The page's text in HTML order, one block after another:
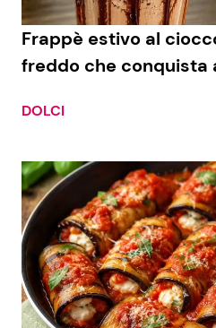
Frappè estivo al
freddo che conquista
DOLCI